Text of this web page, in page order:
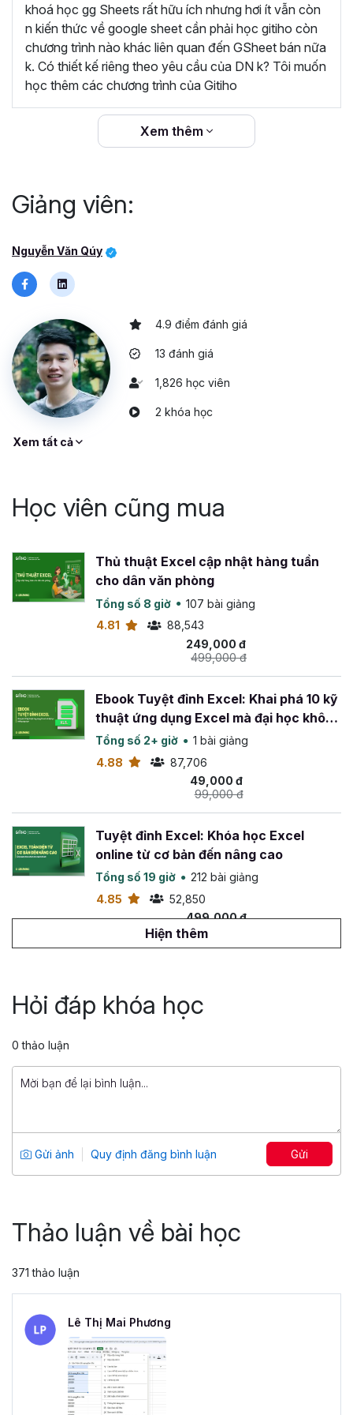
dàng áp dụng vào công việc hằng ngày để quản
lý dữ liệu. Khóa học rất hữu ích, cám ơn Gitiho và
giảng viên Nguyễn Văn Quý đã đem lại những
kiến thức bổ ích”
“Giảng viên đồng hành cùng học viên trong suốt
quá trình học và sau khi kết thúc khóa học.
Gitiho cam kết hoàn trả 100% học phí nếu học
viên không hài lòng.”
khoá học gg Sheets rất hữu ích nhưng hơi ít vẫn còn
n kiến thức về google sheet cần phải học gitiho còn
chương trình nào khác liên quan đến GSheet bán nữa
k. Có thiết kế riêng theo yêu cầu của DN k? Tôi muốn
học thêm các chương trình của Gitiho
Xem thêm
Giảng viên:
Nguyễn Văn Qúy
4.9 điểm đánh giá
13 đánh giá
1,826 học viên
2 khóa học
Xem tất cả
Học viên cũng mua
Thủ thuật Excel cập nhật hàng tuần
cho dân văn phòng
Tổng số 8 giờ
107 bài giảng
4.81
88,543
249,000 đ
499,000 đ
Ebook Tuyệt đỉnh Excel: Khai phá 10 kỹ
thuật ứng dụng Excel mà đại học không
dạy bạn
Tổng số 2+ giờ
1 bài giảng
4.88
87,706
49,000 đ
99,000 đ
Tuyệt đỉnh Excel: Khóa học Excel
online từ cơ bản đến nâng cao
Tổng số 19 giờ
212 bài giảng
4.85
52,850
499,000 đ
799,000 đ
Tổng số 14 giờ
142 bài giảng
799,000 đ
Tổng số 12 giờ
91 bài giảng
4.86
25,046
Hiện thêm
Hỏi đáp khóa học
0 thảo luận
Gửi ảnh Quy định đăng bình luận Gửi
Thảo luận về bài học
371 thảo luận
Lê Thị Mai Phương